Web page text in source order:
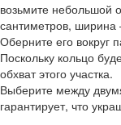
возьмите небольшой
сантиметров,
Оберните его вокруг
Поскольку кольцо
обхват этого участка.
Выберите между
гарантирует, что